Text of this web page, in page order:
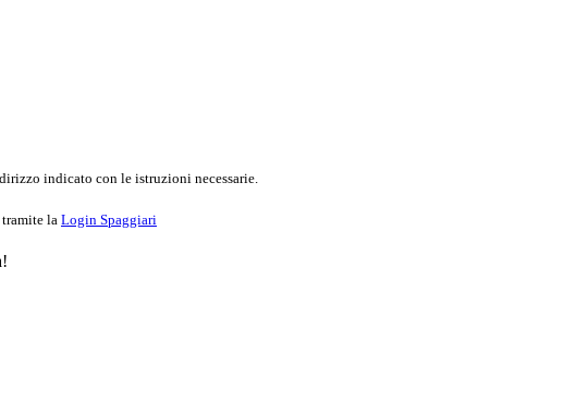
indicato con le istruzioni necessarie.
tramite la Login Spaggiari